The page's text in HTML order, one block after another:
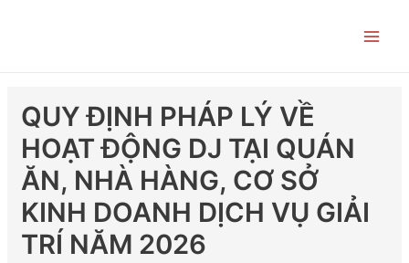
QUY ĐỊNH PHÁP LÝ VỀ
HOẠT ĐỘNG DJ TẠI QUÁN
ĂN, NHÀ HÀNG, CƠ SỞ
KINH DOANH DỊCH VỤ GIẢI
TRÍ NĂM 2026